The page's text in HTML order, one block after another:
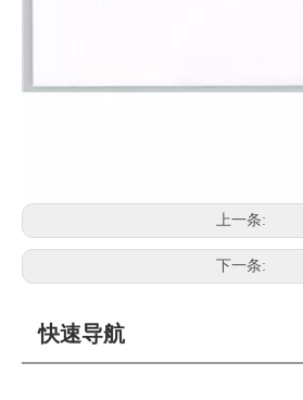
上一条:
下一条:
快速导航